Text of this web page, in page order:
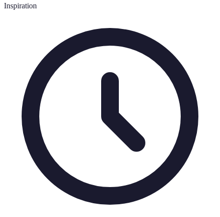
Inspiration